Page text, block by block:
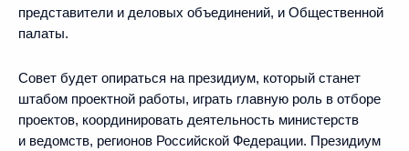
представители и деловых объединений, и Общественной
палаты.
Совет будет опираться на президиум, который станет
штабом проектной работы, играть главную роль в отборе
проектов, координировать деятельность министерств
и ведомств, регионов Российской Федерации. Президиум